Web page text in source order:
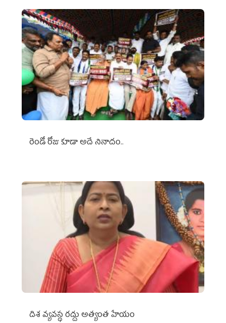
రెండో రోజు కూడా అదే నినాదం..
దిశ వ్యవస్థ రద్దు అత్యంత హేయం